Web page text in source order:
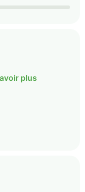
plus